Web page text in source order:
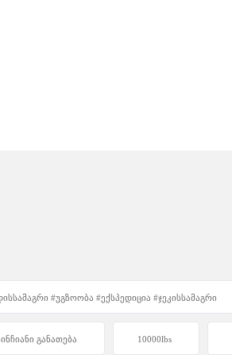
#უგზოობა #ექსპედიცია #ჯეკისსამაგრი
ინჩიანი განათება 10000lbs